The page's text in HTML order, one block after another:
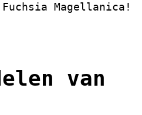
Magellanica!
van